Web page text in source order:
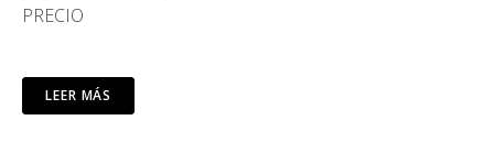
PRECIO
LEER MÁS